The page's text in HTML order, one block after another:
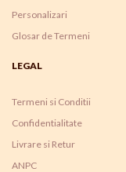
Personalizari
Glosar de Termeni
LEGAL
Termeni si Conditii
Confidentialitate
Livrare si Retur
ANPC